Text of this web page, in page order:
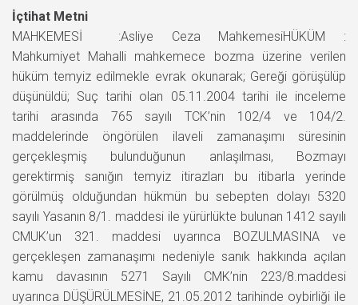
İçtihat Metni
MAHKEMESİ :Asliye Ceza MahkemesiHÜKÜM :
Mahkumiyet Mahalli mahkemece bozma üzerine verilen
hüküm temyiz edilmekle evrak okunarak; Gereği görüşülüp
düşünüldü; Suç tarihi olan 05.11.2004 tarihi ile inceleme
tarihi arasında 765 sayılı TCK’nin 102/4 ve 104/2.
maddelerinde öngörülen ilaveli zamanaşımı süresinin
gerçekleşmiş bulunduğunun anlaşılması, Bozmayı
gerektirmiş sanığın temyiz itirazları bu itibarla yerinde
görülmüş olduğundan hükmün bu sebepten dolayı 5320
sayılı Yasanın 8/1. maddesi ile yürürlükte bulunan 1412 sayılı
CMUK’un 321. maddesi uyarınca BOZULMASINA ve
gerçekleşen zamanaşımı nedeniyle sanık hakkında açılan
kamu davasının 5271 Sayılı CMK’nin 223/8.maddesi
uyarınca DÜŞÜRÜLMESİNE, 21.05.2012 tarihinde oybirliği ile